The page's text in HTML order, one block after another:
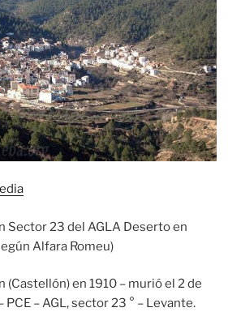
Sector 23 del AGLA Deserto en
Alfara Romeu)
(Castellón) en 1910 – murió el 2 de
– AGL, sector 23 ° – Levante.